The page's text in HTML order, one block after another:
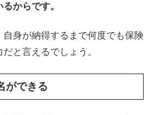
からです。
身が納得するまで何度でも保険
と言えるでしょう。
ができる